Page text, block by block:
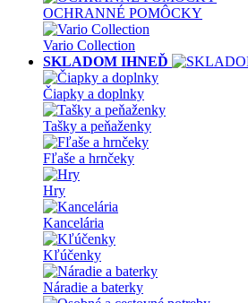
OCHRANNÉ POMÔCKY
Vario Collection
SKLADOM IHNEĎ
Čiapky a doplnky
Tašky a peňaženky
Fľaše a hrnčeky
Hry
Kancelária
Kľúčenky
Náradie a baterky